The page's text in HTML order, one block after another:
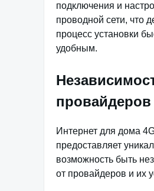
подключения и
проводной сети, что
процесс установки
удобным.
провайдеров
Интернет для дома
предоставляет
возможность быть
от провайдеров и их